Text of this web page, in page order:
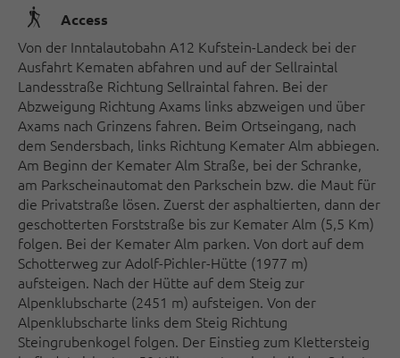
🛬 Access
Von der Inntalautobahn A12 Kufstein-Landeck bei der
Ausfahrt Kematen abfahren und auf der Sellraintal
Landesstraße Richtung Sellraintal fahren. Bei der
Abzweigung Richtung Axams links abzweigen und über
Axams nach Grinzens fahren. Beim Ortseingang, nach
dem Sendersbach, links Richtung Kemater Alm abbiegen.
Am Beginn der Kemater Alm Straße, bei der Schranke,
am Parkscheinautomat den Parkschein bzw. die Maut für
die Privatstraße lösen. Zuerst der asphaltierten, dann der
geschotterten Forststraße bis zur Kemater Alm (5,5 Km)
folgen. Bei der Kemater Alm parken. Von dort auf dem
Schotterweg zur Adolf-Pichler-Hütte (1977 m)
aufsteigen. Nach der Hütte auf dem Steig zur
Alpenklubscharte (2451 m) aufsteigen. Von der
Alpenklubscharte links dem Steig Richtung
Steingrubenkogel folgen. Der Einstieg zum Klettersteig